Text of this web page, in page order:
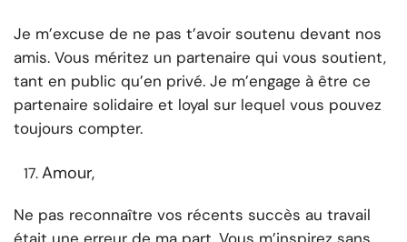
Je m’excuse de ne pas t’avoir soutenu devant nos
amis. Vous méritez un partenaire qui vous soutient,
tant en public qu’en privé. Je m’engage à être ce
partenaire solidaire et loyal sur lequel vous pouvez
toujours compter.
Amour,
Ne pas reconnaître vos récents succès au travail